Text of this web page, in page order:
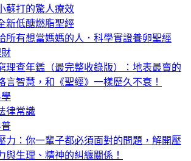
蘇打的驚人療效
新低醣燃脂聖經
所有想當媽媽的人．科學實證養卵聖經
理查年鑑（最完整收錄版）：地表最賣的
言智慧，和《聖經》一樣歷久不衰！
律常識
力：你一輩子都必須面對的問題，解開壓
與生理、精神的糾纏關係！